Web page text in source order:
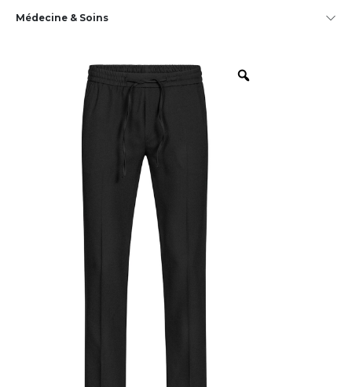
Médecine & Soins